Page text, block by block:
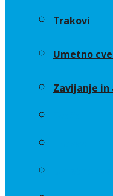
Trakovi
Umetno
Zavijanje in